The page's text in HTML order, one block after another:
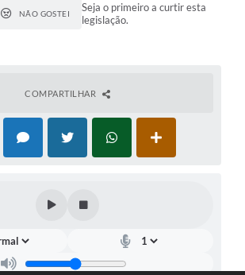
NÃO GOSTEI
Seja o primeiro a curtir esta
legislação.
COMPARTILHAR